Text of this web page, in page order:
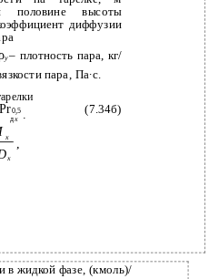
половине высоты
диффузии
y– плотность пара, кг/
пара, Па∙с.
Pr0,5 (7.34б)
дx
x ,
x
в жидкой фазе, (кмоль)/